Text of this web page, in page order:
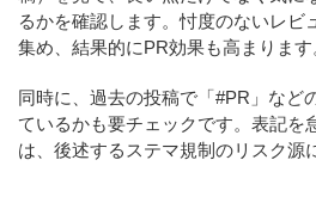
るかを確認します。忖度のないレビ
集め、結果的にPR効果も高まります
同時に、過去の投稿で「#PR」など
ているかも要チェックです。表記を
は、後述するステマ規制のリスク源